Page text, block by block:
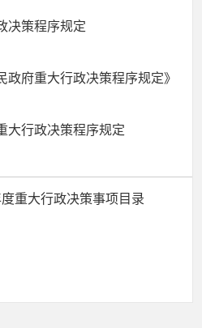
决策程序规定
府重大行政决策程序规定》
大行政决策程序规定
重大行政决策事项目录